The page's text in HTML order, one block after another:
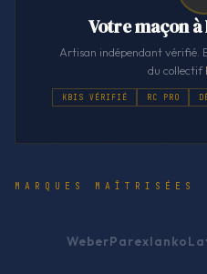
Votre maçon à
Artisan indépendant vérifié.
du collectif
KBIS VÉRIFIÉ RC PRO
MARQUES MAÎTRISÉES
WeberParexlanko